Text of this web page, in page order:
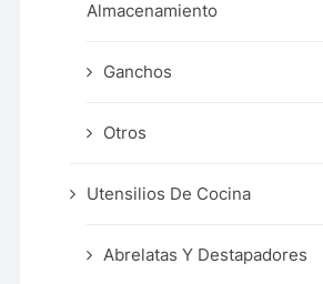
Almacenamiento
Ganchos
Otros
Utensilios De Cocina
Abrelatas Y Destapadores